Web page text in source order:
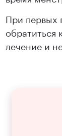
При первых
обратиться
лечение и